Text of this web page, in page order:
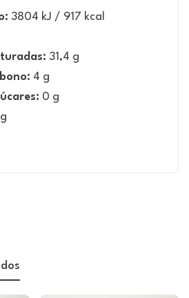
3804 kJ / 917 kcal
31,4 g
4 g
0 g